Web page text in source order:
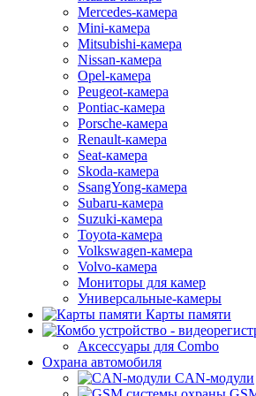
Mercedes-камера
Mini-камера
Mitsubishi-камера
Nissan-камера
Opel-камера
Peugeot-камера
Pontiac-камера
Porsche-камера
Renault-камера
Seat-камера
Skoda-камера
SsangYong-камера
Subaru-камера
Suzuki-камера
Toyota-камера
Volkswagen-камера
Volvo-камера
Мониторы для камер
Универсальные-камеры
Карты памяти
Аксессуары для Combo
Охрана автомобиля
CAN-модули